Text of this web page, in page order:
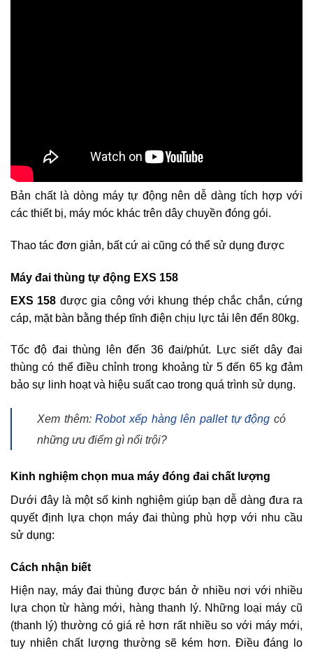
Bản chất là dòng máy tự động nên dễ dàng tích hợp với
các thiết bị, máy móc khác trên dây chuyền đóng gói.
Thao tác đơn giản, bất cứ ai cũng có thể sử dụng được
Máy đai thùng tự động EXS 158
EXS 158 được gia công với khung thép chắc chắn, cứng
cáp, mặt bàn bằng thép tĩnh điện chịu lực tải lên đến 80kg.
Tốc độ đai thùng lên đến 36 đai/phút. Lực siết dây đai
thùng có thể điều chỉnh trong khoảng từ 5 đến 65 kg đảm
bảo sự linh hoạt và hiệu suất cao trong quá trình sử dụng.
Xem thêm:Robot xếp hàng lên pallet tự động có
những ưu điểm gì nổi trội?
Kinh nghiệm chọn mua máy đóng đai chất lượng
Dưới đây là một số kinh nghiệm giúp bạn dễ dàng đưa ra
quyết định lựa chọn máy đai thùng phù hợp với nhu cầu
sử dụng:
Cách nhận biết
Hiện nay, máy đai thùng được bán ở nhiều nơi với nhiều
lựa chọn từ hàng mới, hàng thanh lý. Những loại máy cũ
(thanh lý) thường có giá rẻ hơn rất nhiều so với máy mới,
tuy nhiên chất lượng thường sẽ kém hơn. Điều đáng lo